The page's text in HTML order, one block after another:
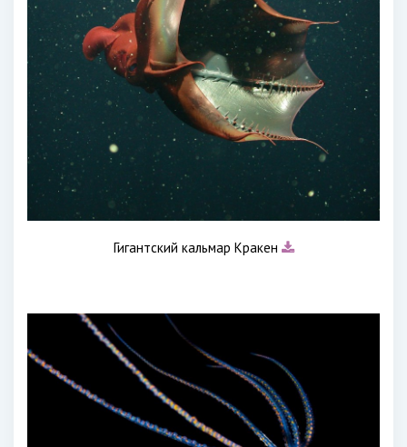
Гигантский кальмар Кракен